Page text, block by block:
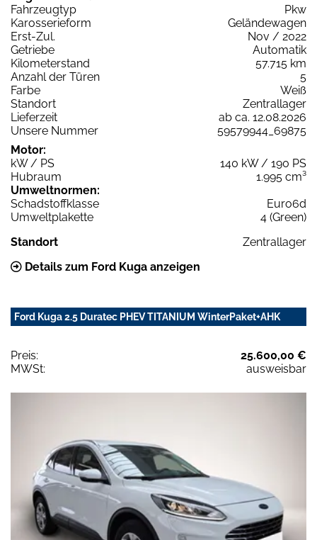
Fahrzeugtyp
Pkw
Karosserieform
Geländewagen
Erst-Zul.
Nov / 2022
Getriebe
Automatik
Kilometerstand
57.715 km
Anzahl der Türen
5
Farbe
Weiß
Standort
Zentrallager
Lieferzeit
ab ca. 12.08.2026
Unsere Nummer
59579944_69875
Motor:
kW / PS
140 kW / 190 PS
Hubraum
1.995 cm³
Umweltnormen:
Schadstoffklasse
Euro6d
Umweltplakette
4 (Green)
Standort
Zentrallager
Details zum Ford Kuga anzeigen
Ford Kuga 2.5 Duratec PHEV TITANIUM WinterPaket+AHK
Preis:
25.600,00 €
MWSt:
ausweisbar